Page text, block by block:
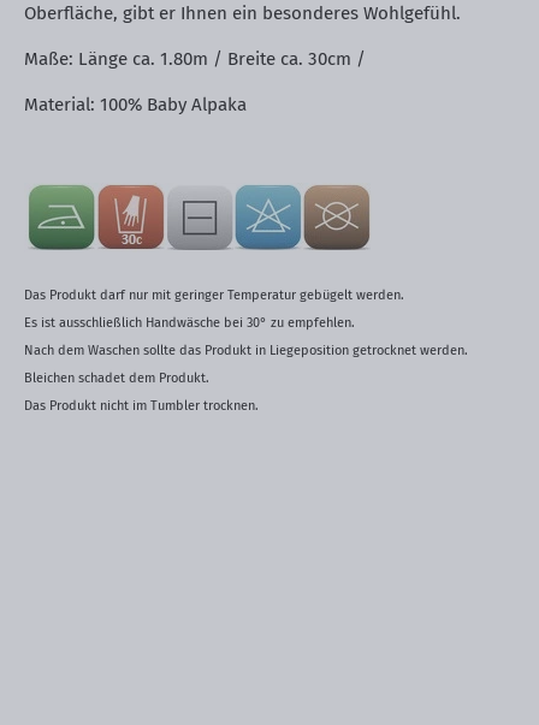
Oberfläche, gibt er Ihnen ein besonderes Wohlgefühl.
Maße: Länge ca. 1.80m / Breite ca. 30cm /
Material: 100% Baby Alpaka
Das Produkt darf nur mit geringer Temperatur gebügelt werden.
Es ist ausschließlich Handwäsche bei 30° zu empfehlen.
Nach dem Waschen sollte das Produkt in Liegeposition getrocknet werden.
Bleichen schadet dem Produkt.
Das Produkt nicht im Tumbler trocknen.